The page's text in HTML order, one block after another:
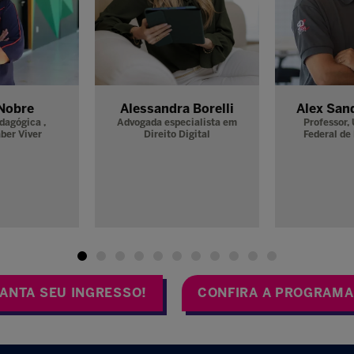
Borba
Sistema
Americo Amorim
Pesquisador Afiliado /
Fundador, New York
Ana
SEU INGRESSO! CONFIRA A